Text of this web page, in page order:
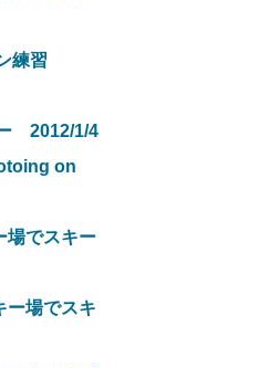
練習
2012/1/4
on
場でスキー
場でスキ